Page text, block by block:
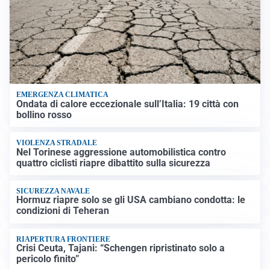
EMERGENZA CLIMATICA
Ondata di calore eccezionale sull’Italia: 19 città con
bollino rosso
VIOLENZA STRADALE
Nel Torinese aggressione automobilistica contro
quattro ciclisti riapre dibattito sulla sicurezza
SICUREZZA NAVALE
Hormuz riapre solo se gli USA cambiano condotta: le
condizioni di Teheran
RIAPERTURA FRONTIERE
Crisi Ceuta, Tajani: “Schengen ripristinato solo a
pericolo finito”